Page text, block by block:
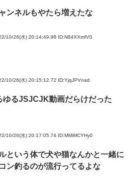
ンネルもやたら増えたな
10/26(水) 20:14:49.98 ID:N84XXmfV0
10/26(水) 20:15:12.72 ID:YjqJPVnad
ゆるJSJCJK動画だらけだった
10/26(水) 20:17:05.74 ID:MMiMCYHy0
という体で犬や猫なんかと一緒に
ン釣るのが流行ってるよな